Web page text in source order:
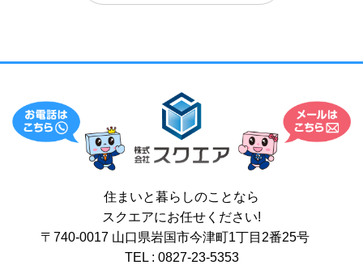
住まいと暮らしのことなら
スクエアにお任せください!
〒740-0017 山口県岩国市今津町1丁目2番25号
TEL : 0827-23-5353